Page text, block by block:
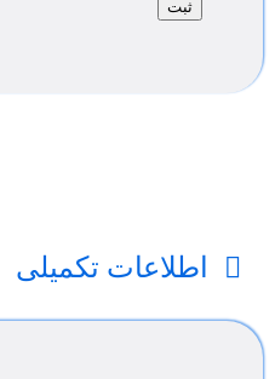
اطلاعات تکمیلی